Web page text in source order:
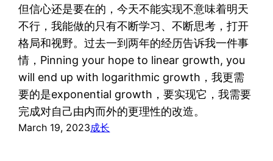
但信心还是要在的，今天不能实现不意味着明天
不行，我能做的只有不断学习、不断思考，打开
格局和视野。过去一到两年的经历告诉我一件事
情，Pinning your hope to linear growth, you
will end up with logarithmic growth，我更需
要的是exponential growth，要实现它，我需要
完成对自己由内而外的更理性的改造。
March 19, 2023成长